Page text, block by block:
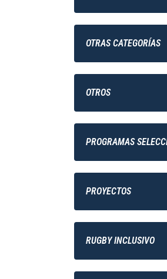
OTRAS CATEGORÍAS
OTROS
PROGRAMAS
PROYECTOS
RUGBY INCLUSIVO